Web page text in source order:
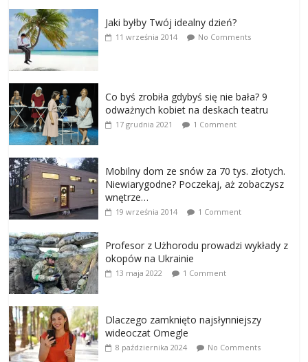
Jaki byłby Twój idealny dzień?
11 września 2014 No Comments
Co byś zrobiła gdybyś się nie bała? 9
odważnych kobiet na deskach teatru
17 grudnia 2021 1 Comment
Mobilny dom ze snów za 70 tys. złotych.
Niewiarygodne? Poczekaj, aż zobaczysz
wnętrze…
19 września 2014 1 Comment
Profesor z Użhorodu prowadzi wykłady z
okopów na Ukrainie
13 maja 2022 1 Comment
Dlaczego zamknięto najsłynniejszy
wideoczat Omegle
8 października 2024 No Comments